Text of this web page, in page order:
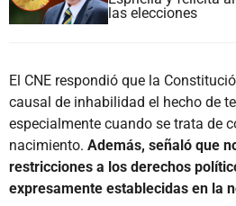
las elecciones
El CNE respondió que la
causal de inhabilidad el hecho de
especialmente cuando se trata de
nacimiento. Además, señaló que
restricciones a los derechos
expresamente establecidas en la